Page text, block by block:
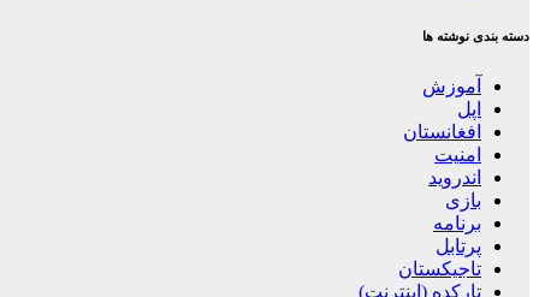
دسته بندی نوشته ها
آموزش
اپل
افغانستان
امنیت
اندروید
بازی
برنامه
پرتابل
تاجیکستان
تارکده (اینترنت)